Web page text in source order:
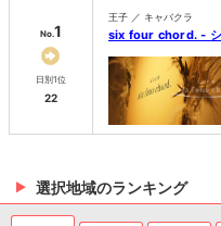
No.1
日別1位
22
王子 ／ キャバクラ
six four chord. - シ
選択地域のランキング